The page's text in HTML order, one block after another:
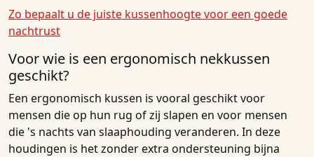
Zo bepaalt u de juiste kussenhoogte voor een goede
nachtrust
Voor wie is een ergonomisch nekkussen
geschikt?
Een ergonomisch kussen is vooral geschikt voor
mensen die op hun rug of zij slapen en voor mensen
die 's nachts van slaaphouding veranderen. In deze
houdingen is het zonder extra ondersteuning bijna